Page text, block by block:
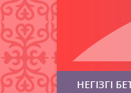
НЕГІЗГІ